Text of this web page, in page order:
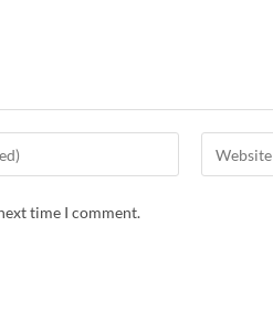
time I comment.